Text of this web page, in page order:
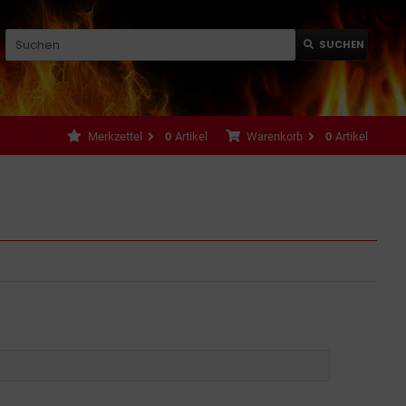
SUCHEN
Warenkorb 0 Artikel
Merkzettel 0 Artikel